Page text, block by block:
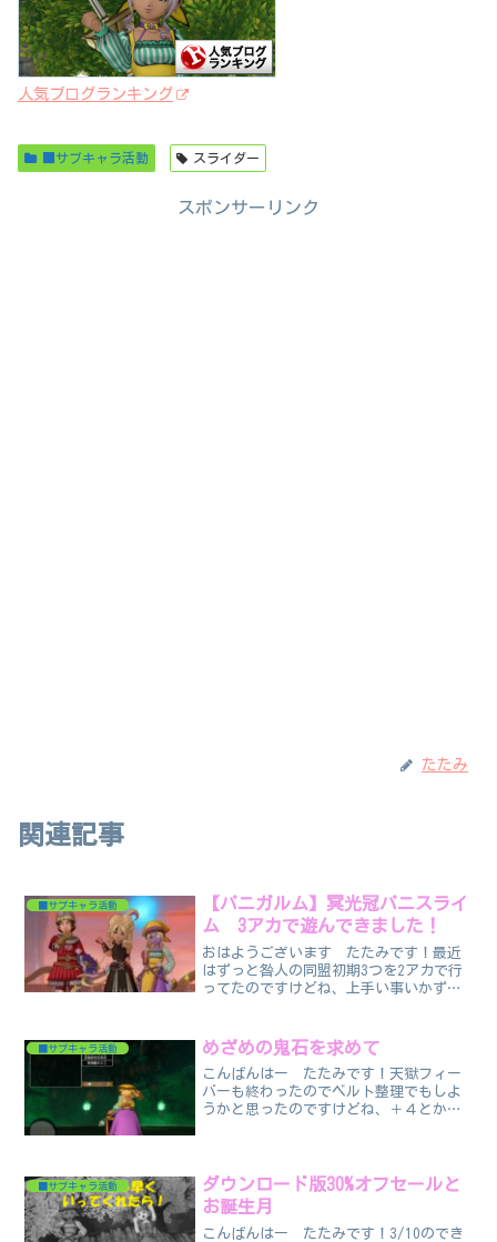
人気ブログランキング
■サブキャラ活動 スライダー
スポンサーリンク
たたみ
関連記事
■サブキャラ活動
【パニガルム】冥光冠パニスライ
ム 3アカで遊んできました！
おはようございます たたみです！最近
はずっと咎人の同盟初期3つを2アカで行
ってたのですけどね、上手い事いかずに
きました！あ、敵の攻撃はどんなのとか
あった方がいい耐性とか...
■サブキャラ活動 めざめの鬼石を求めて
こんばんはー たたみです！天獄フィー
バーも終わったのでベルト整理でもしよ
うかと思ったのですけどね、＋４とかだ
一獄はどんな感じでしょうか...
■サブキャラ活動
ダウンロード版30%オフセールと
お誕生月
こんばんはー たたみです！3/10のでき